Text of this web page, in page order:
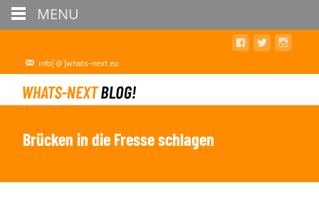
info[@]whats-next.eu
Brücken in die Fresse schlagen
MENU